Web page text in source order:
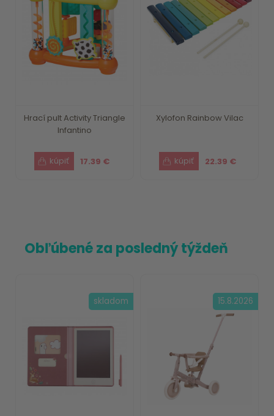
Hrací pult Activity Triangle
Infantino
17.39 €
Xylofon Rainbow Vilac
22.39 €
Obľúbené za posledný týždeň
skladom 15.8.2026